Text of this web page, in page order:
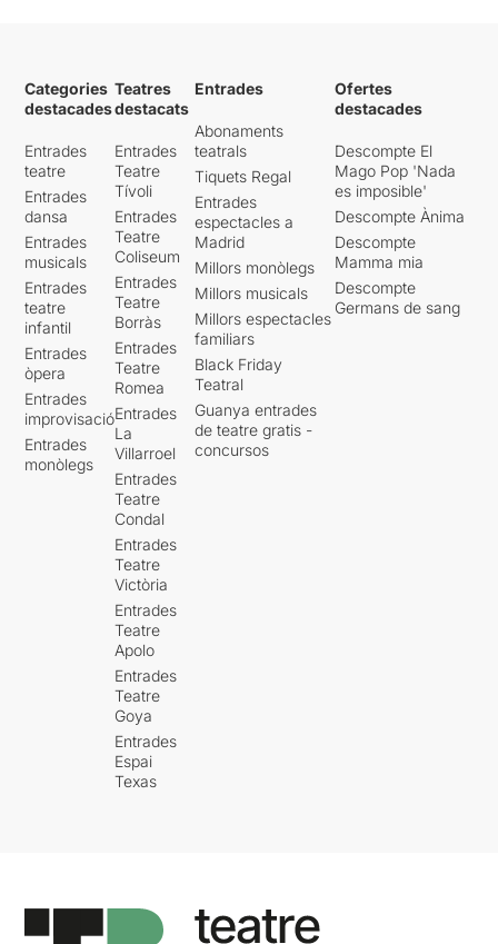
Categories
destacades
Entrades
teatre
Entrades
dansa
Entrades
musicals
Entrades
teatre
infantil
Entrades
òpera
Entrades
improvisació
Entrades
monòlegs
Teatres
destacats
Entrades
Teatre
Tívoli
Entrades
Teatre
Coliseum
Entrades
Teatre
Borràs
Entrades
Teatre
Romea
Entrades
La
Villarroel
Entrades
Teatre
Condal
Entrades
Teatre
Victòria
Entrades
Teatre
Apolo
Entrades
Teatre
Goya
Entrades
Espai
Texas
Entrades
Abonaments
teatrals
Tiquets Regal
Entrades
espectacles a
Madrid
Millors monòlegs
Millors musicals
Millors espectacles
familiars
Black Friday
Teatral
Guanya entrades
de teatre gratis -
concursos
Ofertes
destacades
Descompte El
Mago Pop 'Nada
es imposible'
Descompte Ànima
Descompte
Mamma mia
Descompte
Germans de sang